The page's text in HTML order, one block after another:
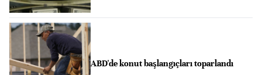
ABD'de konut başlangıçları toparlandı